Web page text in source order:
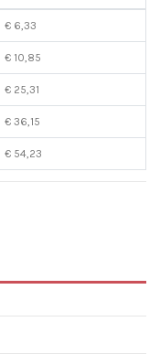
€ 6,33
€ 10,85
€ 25,31
€ 36,15
€ 54,23